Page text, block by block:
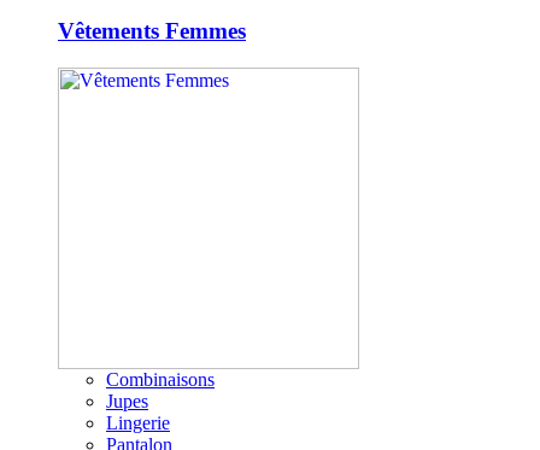
Vêtements Femmes
Combinaisons
Jupes
Lingerie
Pantalon